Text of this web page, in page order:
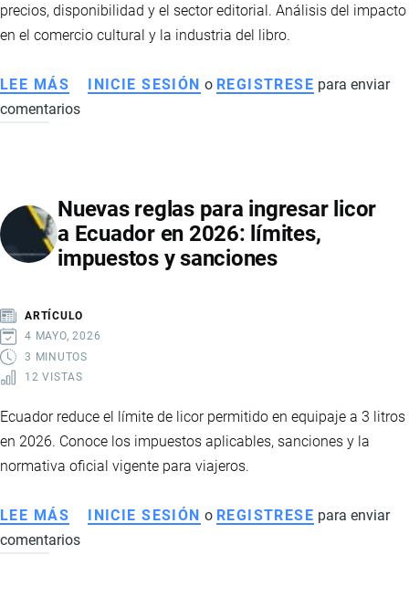
MUNICIPALES
precios, disponibilidad y el sector editorial. Análisis del impacto
en el comercio cultural y la industria del libro.
LEE MÁS SOBRE
TASA
IMPACTO
EN
LIBROS,
ACCESO
A
LA
INICIE SESIÓN o REGISTRESE para enviar
comentarios
Nuevas reglas para ingresar licor
a Ecuador en 2026: límites,
impuestos y sanciones
ARTÍCULO
4 MAYO, 2026
3 MINUTOS
12 VISTAS
Ecuador reduce el límite de licor permitido en equipaje a 3 litros
en 2026. Conoce los impuestos aplicables, sanciones y la
normativa oficial vigente para viajeros.
LEE MÁS SOBRE
NUEVAS
INICIE SESIÓN o REGISTRESE para enviar
comentarios